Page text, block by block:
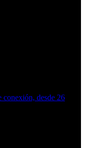
conexión, desde 26